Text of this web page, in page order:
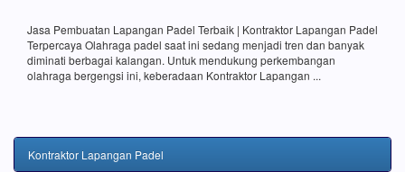
Jasa Pembuatan Lapangan Padel Terbaik | Kontraktor Lapangan Padel
Terpercaya Olahraga padel saat ini sedang menjadi tren dan banyak
diminati berbagai kalangan. Untuk mendukung perkembangan
olahraga bergengsi ini, keberadaan Kontraktor Lapangan ...
Kontraktor Lapangan Padel